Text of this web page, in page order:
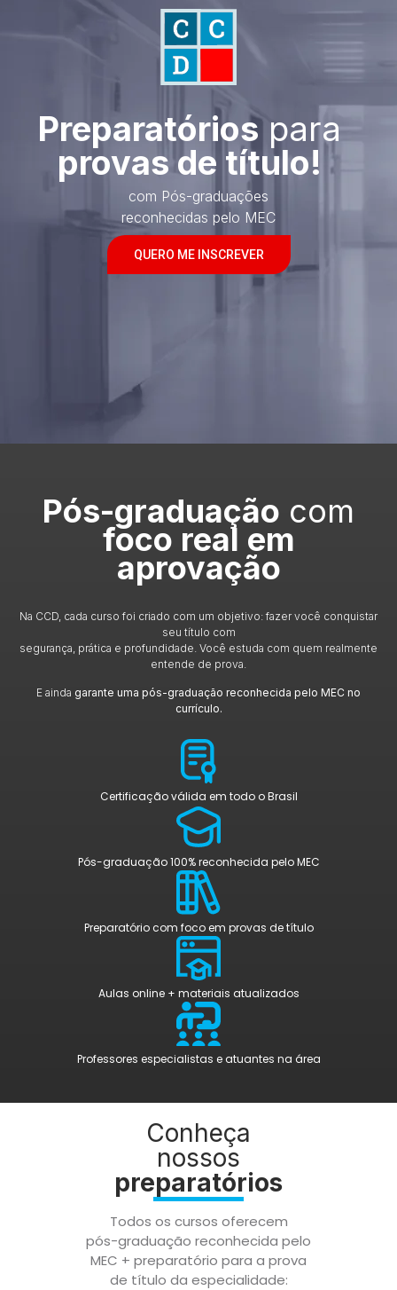
Preparatóriospara
provas de título!
com Pós-graduações
reconhecidas pelo MEC
QUERO ME INSCREVER
Pós-graduação com
foco real em
aprovação
Na CCD, cada curso foi criado com um objetivo: fazer você conquistar
seu título com
segurança, prática e profundidade. Você estuda com quem realmente
entende de prova.
E ainda garante uma pós-graduação reconhecida pelo MEC no
currículo.
Certificação válida em todo o Brasil
Pós-graduação 100% reconhecida pelo MEC
Preparatório com foco em provas de título
Aulas online + materiais atualizados
Professores especialistas e atuantes na área
Conheça
nossos
preparatórios
Todos os cursos oferecem
pós-graduação reconhecida pelo
MEC + preparatório para a prova
de título da especialidade: